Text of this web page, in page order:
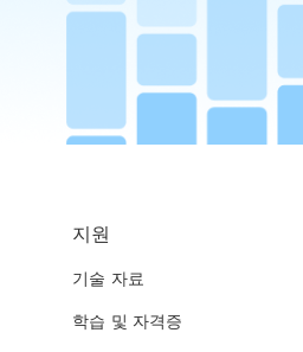
지원
기술 자료
학습 및 자격증